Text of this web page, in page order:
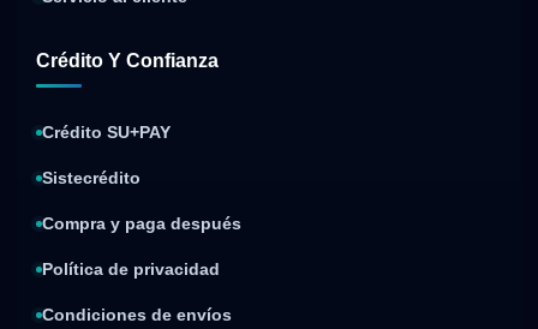
Crédito Y Confianza
Crédito SU+PAY
Sistecrédito
Compra y paga después
Política de privacidad
Condiciones de envíos